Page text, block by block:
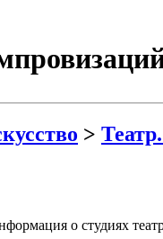
>
о студиях